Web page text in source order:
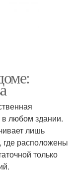
в любом здании.
лишь
где расположены
только